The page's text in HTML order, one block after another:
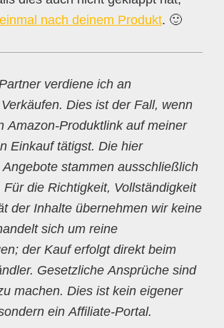
nach deinem Produkt. 🙂
verdiene ich an
Dies ist der Fall, wenn
Amazon-Produktlink auf meiner
Einkauf tätigst. Die hier
stammen ausschließlich
Für die Richtigkeit, Vollständigkeit
der Inhalte übernehmen wir keine
sich um reine
der Kauf erfolgt direkt beim
Gesetzliche Ansprüche sind
machen. Dies ist kein eigener
ein Affiliate-Portal.